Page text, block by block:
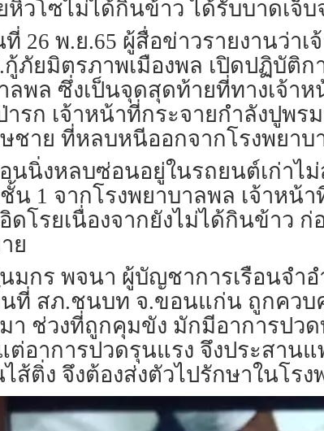
หิวโซไม่ได้กินข้าว ได้รับบาดเจ็
ที่ 26 พ.ย.65 ผู้สื่อข่าวรายงานว่
กู้ภัยมิตรภาพเมืองพล เปิดปฏิบัติ
ลพล ซึ่งเป็นจุดสุดท้ายที่ทางเจ้า
ารก เจ้าหน้าที่กระจายกำลังปู
ชาย ที่หลบหนีออกจากโรงพยาบ
นนิ่งหลบซ่อนอยู่ในรถยนต์เก่าไม่
น 1 จากโรงพยาบาลพล เจ้าหน้
ดโรยเนื่องจากยังไม่ได้กินข้าว
ย
มกร พจนา ผู้บัญชาการเรือนจำอ
นที่ สภ.ชนบท จ.ขอนแก่น ถูกควบ
า ช่วงที่ถูกคุมขัง มักมีอาการปว
ต่อาการปวดรุนแรง จึงประสาน
ไส้ติ่ง จึงต้องส่งตัวไปรักษาในโร